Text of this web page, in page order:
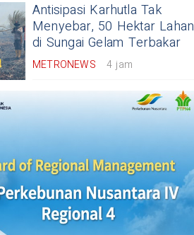
Antisipasi Karhutla Tak
Menyebar, 50 Hektar Lahan
di Sungai Gelam Terbakar
METRONEWS 4 jam